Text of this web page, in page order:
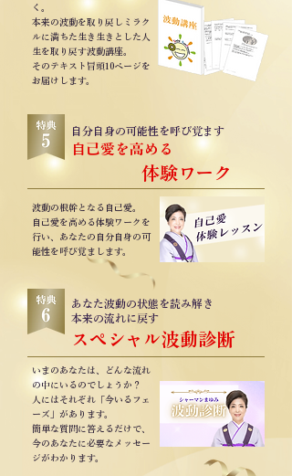
く。
本来の波動を取り戻しミラク
ルに満ちた生き生きとした人
生を取り戻す波動講座。
そのテキスト冒頭10ページを
お届けします。
自分自身の可能性を呼び覚ます
自己愛を高める
体験ワーク
波動の根幹となる自己愛。
自己愛を高める体験ワークを
行い、あなたの自分自身の可
能性を呼び覚まします。
あなた波動の状態を読み解き
本来の流れに戻す
スペシャル波動診断
いまのあなたは、どんな流れ
の中にいるのでしょうか？
人にはそれぞれ「今いるフェ
ーズ」があります。
簡単な質問に答えるだけで、
今のあなたに必要なメッセー
ジがわかります。